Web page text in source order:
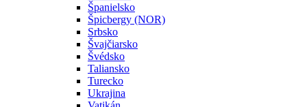
Španielsko
Špicbergy (NOR)
Srbsko
Švajčiarsko
Švédsko
Taliansko
Turecko
Ukrajina